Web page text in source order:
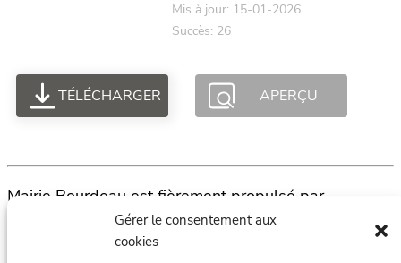
Gérer le consentement aux
cookies
Mis à jour: 15-01-2026
Succès: 26
TÉLÉCHARGER APERÇU
Mairie Bourdeau est fièrement propulsé par